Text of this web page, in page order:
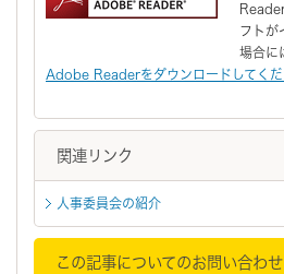
フトが
場合に
Adobe Readerをダウンロードしてくだ
関連リンク
人事委員会の紹介
この記事についてのお問い合わせ